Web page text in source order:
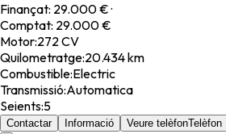
Finançat: 29.000 €·
Comptat: 29.000 €
Motor:272 CV
Quilometratge:20.434 km
Combustible:Electric
Transmissió:Automatica
Seients:5
Contactar Informació Veure telèfonTelèfon